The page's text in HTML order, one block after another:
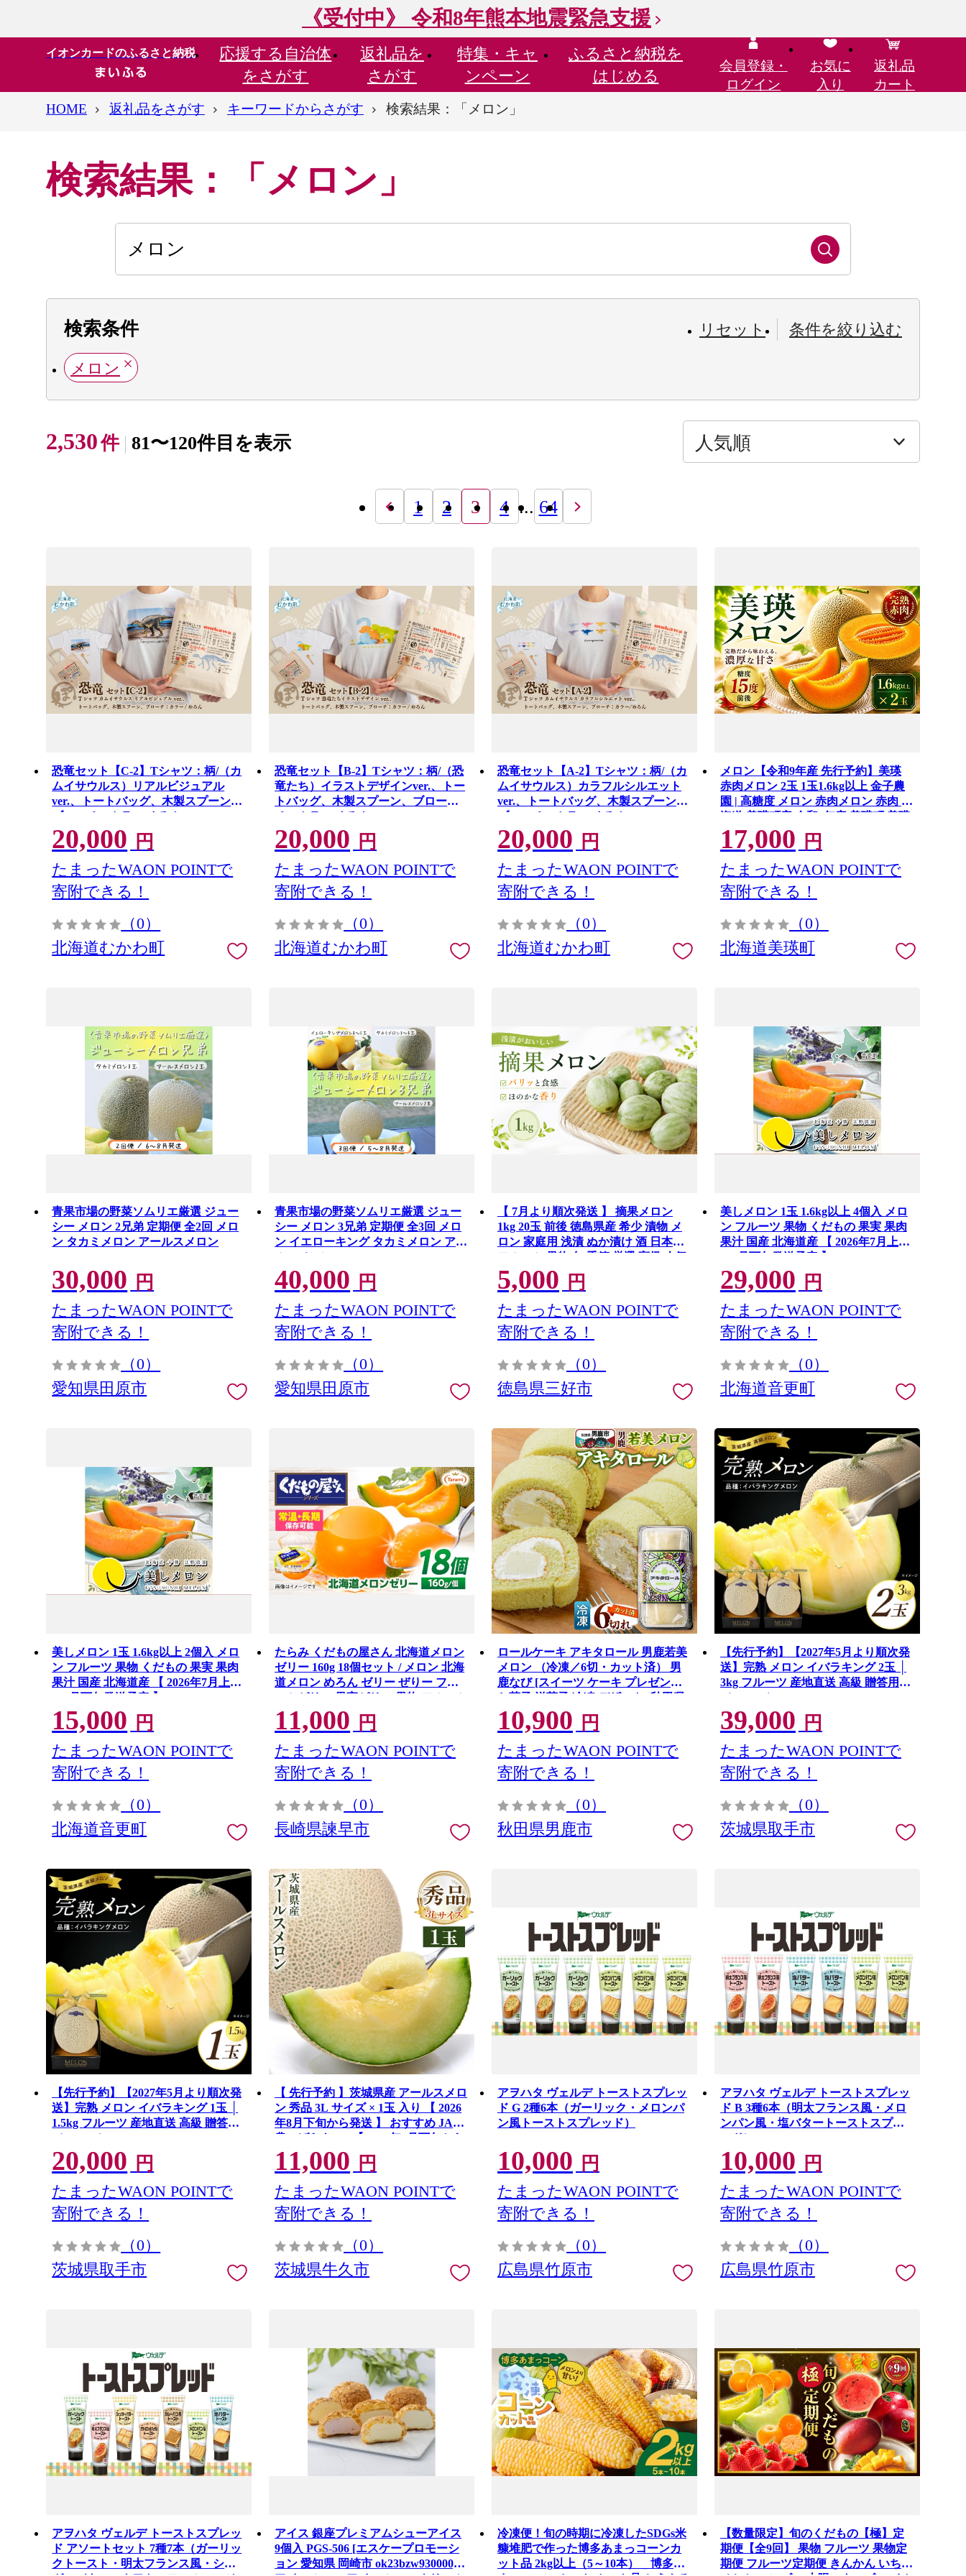
《受付中》 令和8年熊本地震緊急支援
イオンカードのふるさと納税 応援する 自治体
をさがす
返礼品を
さがす
特集・ キャ
ンペーン
ふるさと納税を
はじめる
会員登録・
ログイン
お気に
入り
返礼品
カート
HOME
返礼品をさがす キーワードからさがす 検索結果：「メロン」
検索結果：「メロン」
検索条件 リセット 条件を絞り込む
メロン
2,530件 81〜120件目を表示
1 2 3 4 ... 64
恐竜セット【C-2】Tシャツ：柄/（カ
ムイサウルス）リアルビジュアル
ver.、トートバッグ、木製スプーン、
ブローチ：カラー/めろん
MKWAD016
20,000 円
たまったWAON POINTで
寄附できる！
（0）
北海道むかわ町
恐竜セット【B-2】Tシャツ：柄/（恐
竜たち）イラストデザインver.、トー
トバッグ、木製スプーン、ブロー
チ：カラー/めろん MKWAD013
20,000 円
たまったWAON POINTで
寄附できる！
（0）
北海道むかわ町
恐竜セット【A-2】Tシャツ：柄/（カ
ムイサウルス）カラフルシルエット
ver.、トートバッグ、木製スプーン、
ブローチ：カラー/めろん
MKWAD010
20,000 円
たまったWAON POINTで
寄附できる！
（0）
北海道むかわ町
メロン【令和9年産 先行予約】美瑛
赤肉メロン 2玉 1玉1.6kg以上 金子農
園 | 高糖度 メロン 赤肉メロン 赤肉 北
海道 美瑛町産 令和9年産 美瑛町 美瑛
北海道メロン めろん メロン北海道 産
地直送 果物 フルーツ くだもの ギフ
ト プレゼント 贈答 [017-83]
17,000 円
たまったWAON POINTで
寄附できる！
（0）
北海道美瑛町
青果市場の野菜ソムリエ厳選 ジュー
シー メロン 2兄弟 定期便 全2回 メロ
ン タカミメロン アールスメロン
30,000 円
たまったWAON POINTで
寄附できる！
（0）
愛知県田原市
青果市場の野菜ソムリエ厳選 ジュー
シー メロン 3兄弟 定期便 全3回 メロ
ン イエローキング タカミメロン アー
ルスメロン
40,000 円
たまったWAON POINTで
寄附できる！
（0）
愛知県田原市
【 7月より順次発送 】 摘果メロン
1kg 20玉 前後 徳島県産 希少 漬物 メ
ロン 家庭用 浅漬 ぬか漬け 酒 日本酒
フルーツ 果物 旬 季節 厳選 高級 人気
送料無料 レノンウェーブ タカミ 青肉
メロン 徳島県 三好市 みよし 三好野
呂内野菜生産加工組合
5,000 円
たまったWAON POINTで
寄附できる！
（0）
徳島県三好市
美しメロン 1玉 1.6kg以上 4個入 メロ
ン フルーツ 果物 くだもの 果実 果肉
果汁 国産 北海道産 【 2026年7月上旬
～8月下旬発送予定 】
29,000 円
たまったWAON POINTで
寄附できる！
（0）
北海道音更町
美しメロン 1玉 1.6kg以上 2個入 メロ
ン フルーツ 果物 くだもの 果実 果肉
果汁 国産 北海道産 【 2026年7月上旬
～8月下旬発送予定 】
15,000 円
たまったWAON POINTで
寄附できる！
（0）
北海道音更町
たらみ くだもの屋さん 北海道メロン
ゼリー 160g 18個セット / メロン 北海
道メロン めろん ゼリー ぜりー フル
ーツゼリー 果実ゼリー 果物 フルーツ
ふるーつ くだもの 長期保存 保存食
非常食 防災 常温 災害 食料 備蓄 / 諫
早市 / 株式会社たらみ [AHBR059]
11,000 円
たまったWAON POINTで
寄附できる！
（0）
長崎県諫早市
ロールケーキ アキタロール 男鹿若美
メロン （冷凍／6切・カット済） 男
鹿なび [スイーツ ケーキ プレゼント
お菓子 洋菓子 冷凍 デザート] 秋田県
男鹿市
10,900 円
たまったWAON POINTで
寄附できる！
（0）
秋田県男鹿市
【先行予約】【2027年5月より順次発
送】完熟 メロン イバラキング 2玉 │
3kg フルーツ 産地直送 高級 贈答用
（CK002）
39,000 円
たまったWAON POINTで
寄附できる！
（0）
茨城県取手市
【先行予約】【2027年5月より順次発
送】完熟 メロン イバラキング 1玉 │
1.5kg フルーツ 産地直送 高級 贈答用
（CK001）
20,000 円
たまったWAON POINTで
寄附できる！
（0）
茨城県取手市
【 先行予約 】茨城県産 アールスメロ
ン 秀品 3L サイズ × 1玉 入り 【 2026
年8月下旬から発送 】 おすすめ JA全
農いばらき JA 【 2026年8月下旬から
発送 】 メロン めろん ふるさと納税
フルーツ 予約 マスクメロン くだもの
果物 国産旬 定番 旬 期間限定 青肉 果
物
11,000 円
たまったWAON POINTで
寄附できる！
（0）
茨城県牛久市
アヲハタ ヴェルデ トーストスプレッ
ド G 2種6本（ガーリック・メロンパ
ン風トーストスプレッド）
10,000 円
たまったWAON POINTで
寄附できる！
（0）
広島県竹原市
アヲハタ ヴェルデ トーストスプレッ
ド B 3種6本（明太フランス風・メロ
ンパン風・塩バタートーストスプレ
ッド）
10,000 円
たまったWAON POINTで
寄附できる！
（0）
広島県竹原市
アヲハタ ヴェルデ トーストスプレッ
ド アソートセット 7種7本（ガーリッ
クトースト・明太フランス風・シュ
アイス 銀座プレミアムシューアイス
9個入 PGS-506 [エスケープロモーシ
ョン 愛知県 岡崎市 ok23bzw930000]
冷凍便！旬の時期に冷凍したSDGs米
糠堆肥で作った博多あまっコーンカ
ット品 2kg以上（5～10本） _ 博多あ
【数量限定】旬のくだもの【極】定
期便【全9回】 果物 フルーツ 果物定
期便 フルーツ定期便 きんかん いちご